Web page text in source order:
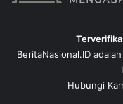
BeritaNasional.ID
Hubungi